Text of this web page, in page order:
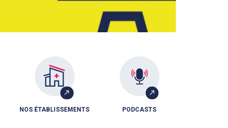
NOS ÉTABLISSEMENTS PODCASTS